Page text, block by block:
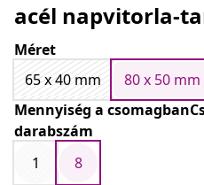
acél napvitorla-
Méret
65 x 40 mm
80 x 50 mm
Mennyiség a
darabszám
1
8